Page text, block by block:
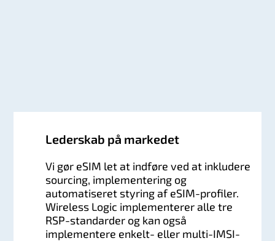
Lederskab på markedet
Vi gør eSIM let at indføre ved at inkludere
sourcing, implementering og
automatiseret styring af eSIM-profiler.
Wireless Logic implementerer alle tre
RSP-standarder og kan også
implementere enkelt- eller multi-IMSI-